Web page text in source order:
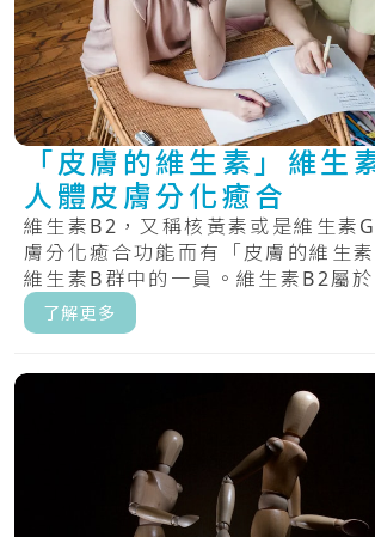
「皮膚的維生素」維生
人體皮膚分化癒合
維生素B2，又稱核黃素或是維生素
膚分化癒合功能而有「皮膚的維生
維生素B群中的一員。維生素B2屬
維.....
了解更多